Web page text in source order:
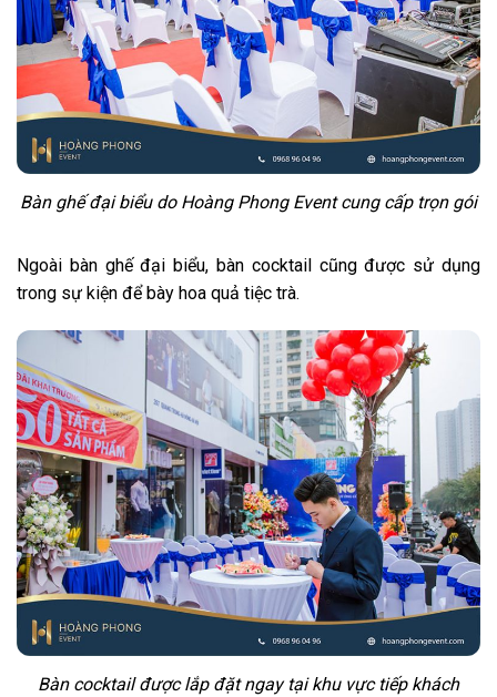
Bàn ghế đại biểu do Hoàng Phong Event cung cấp trọn gói
Ngoài bàn ghế đại biểu, bàn cocktail cũng được sử dụng
trong sự kiện để bày hoa quả tiệc trà.
Bàn cocktail được lắp đặt ngay tại khu vực tiếp khách